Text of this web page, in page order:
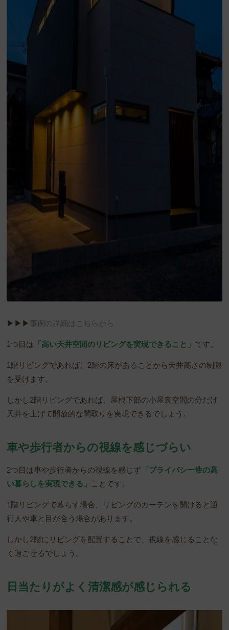
▶︎▶︎▶︎ 事例の詳細はこちらから
1つ目は 「高い天井空間のリビングを実現できること」 です。
1階リビングであれば、2階の床があることから天井高さの制限
を受けます。
しかし2階リビングであれば、屋根下部の小屋裏空間の分だけ
天井を上げて開放的な間取りを実現できるでしょう。
車や歩行者からの視線を感じづらい
2つ目は車や歩行者からの視線を感じず 「プライバシー性の高
い暮らしを実現できる」
ことです。
1階リビングで暮らす場合、リビングのカーテンを開けると通
行人や車と目が合う場合があります。
しかし2階にリビングを配置することで、視線を感じることな
く過ごせるでしょう。
日当たりがよく清潔感が感じられる